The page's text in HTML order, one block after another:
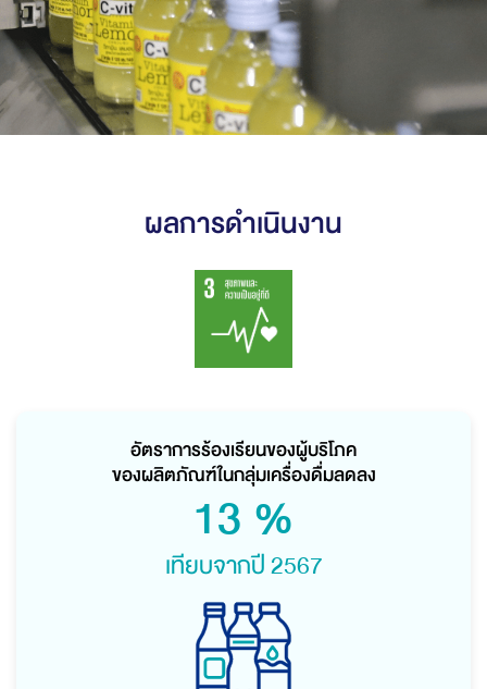
ผลการดำเนินงาน
อัตราการร้องเรียนของผู้บริโภค
ของผลิตภัณฑ์ในกลุ่มเครื่องดื่มลดลง
13 %
เทียบจากปี 2567